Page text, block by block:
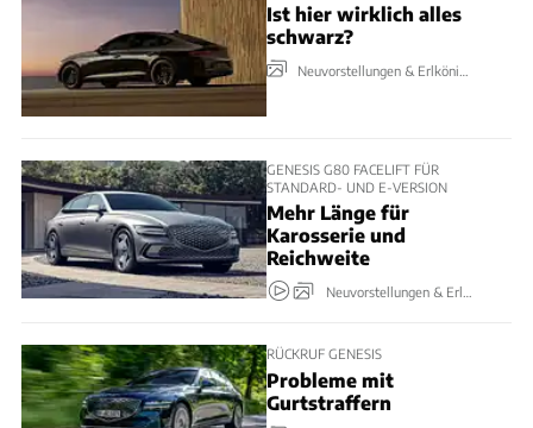
Ist hier wirklich alles
schwarz?
Neuvorstellungen & Erlkönige
GENESIS G80 FACELIFT FÜR
STANDARD- UND E-VERSION
Mehr Länge für
Karosserie und
Reichweite
Neuvorstellungen & Erlkönige
RÜCKRUF GENESIS
Probleme mit
Gurtstraffern